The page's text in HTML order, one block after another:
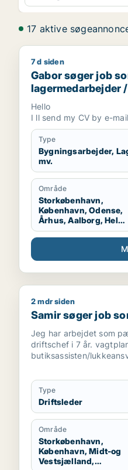
17 aktive
Gabor søger job
7 d siden
Gabor søger job
lagermedarbejder
ungarbejder /
Hello
I ll send my CV by e-
Type
Bygningsarbejder,
mv.
Område
Storkøbenhavn,
København, Odense,
Århus, Aalborg, Hele
Danmark
Samir søger job som
2 mdr siden
Samir søger job
Jeg har arbejdet som
driftschef i 7 år.
butiksassisten/
Type
Driftsleder
Område
Storkøbenhavn,
København, Midt-og
Vestsjælland,